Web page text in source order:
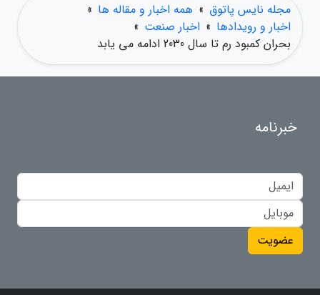
مجله نایس پاتوق » همه اخبار و مقاله ها »
اخبار و رویدادها » اخبار صنعت »
بحران کمبود رم تا سال 2030 ادامه می یابد
خبرنامه
عضویت